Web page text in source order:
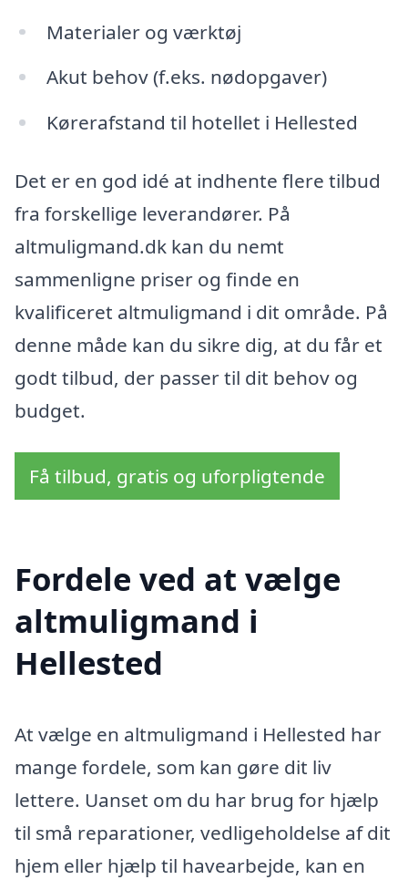
Materialer og værktøj
Akut behov (f.eks. nødopgaver)
Kørerafstand til hotellet i Hellested
Det er en god idé at indhente flere tilbud
fra forskellige leverandører. På
altmuligmand.dk kan du nemt
sammenligne priser og finde en
kvalificeret altmuligmand i dit område. På
denne måde kan du sikre dig, at du får et
godt tilbud, der passer til dit behov og
budget.
Få tilbud, gratis og uforpligtende
Fordele ved at vælge
altmuligmand i
Hellested
At vælge en altmuligmand i Hellested har
mange fordele, som kan gøre dit liv
lettere. Uanset om du har brug for hjælp
til små reparationer, vedligeholdelse af dit
hjem eller hjælp til havearbejde, kan en